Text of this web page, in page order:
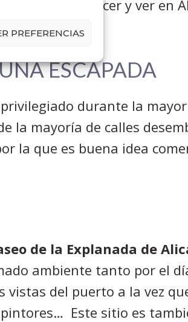
PREFERENCIAS
que puedes hacer y ver en
de Tabarca.
ESCAPADA
durante la
la mayoría de calles
la que es buena idea
de la Explanada de
ambiente tanto por el
vistas del puerto a la vez
Este sitio es